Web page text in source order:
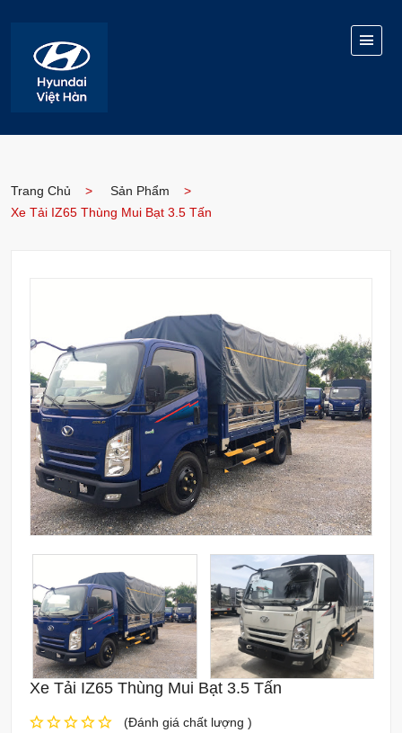
Trang Chủ
Sản Phẩm
Xe Tải IZ65 Thùng Mui Bạt 3.5 Tấn
Xe Tải IZ65 Thùng Mui Bạt 3.5 Tấn
(Đánh giá chất lượng )